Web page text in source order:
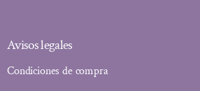
Avisos legales
Condiciones de compra